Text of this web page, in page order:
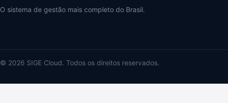
O sistema de gestão mais completo do Brasil.
© 2026 SIGE Cloud. Todos os direitos reservados.